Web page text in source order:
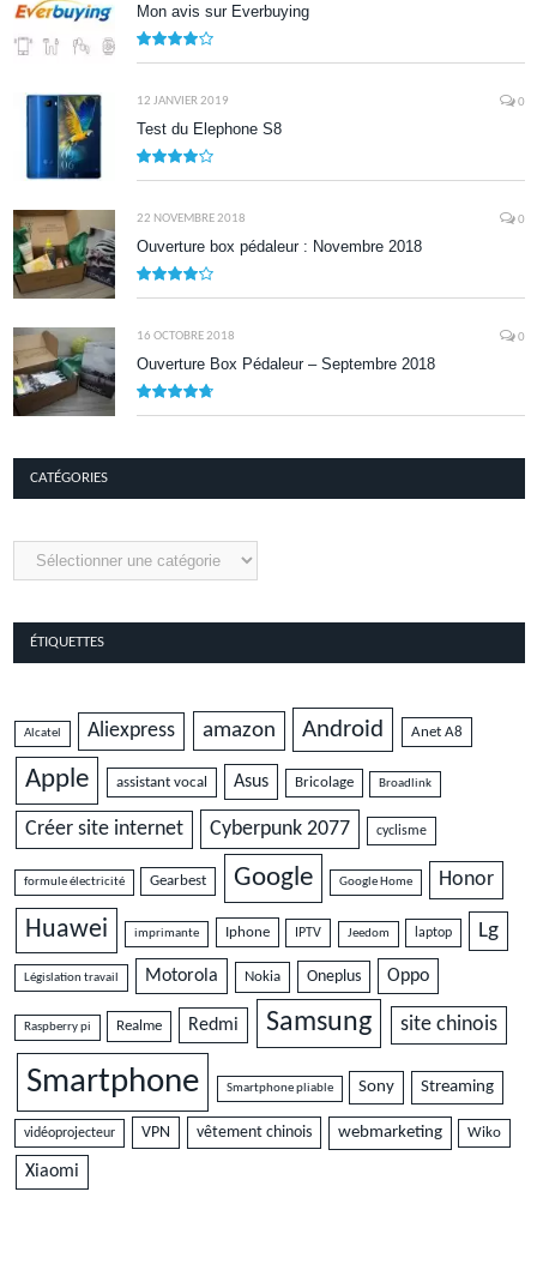
Mon avis sur Everbuying
12 JANVIER 2019 0
Test du Elephone S8
22 NOVEMBRE 2018 0
Ouverture box pédaleur : Novembre 2018
16 OCTOBRE 2018 0
Ouverture Box Pédaleur – Septembre 2018
CATÉGORIES
Catégories
ÉTIQUETTES
Alcatel Aliexpress amazon Android Anet A8
Apple assistant vocal Asus Bricolage Broadlink
Créer site internet Cyberpunk 2077 cyclisme
formule électricité Gearbest Google Google Home Honor
Huawei imprimante Iphone IPTV Jeedom laptop Lg
Législation travail Motorola Nokia Oneplus Oppo
Raspberry pi Realme Redmi Samsung site chinois
Smartphone Smartphone pliable Sony Streaming
vidéoprojecteur VPN vêtement chinois webmarketing Wiko
Xiaomi